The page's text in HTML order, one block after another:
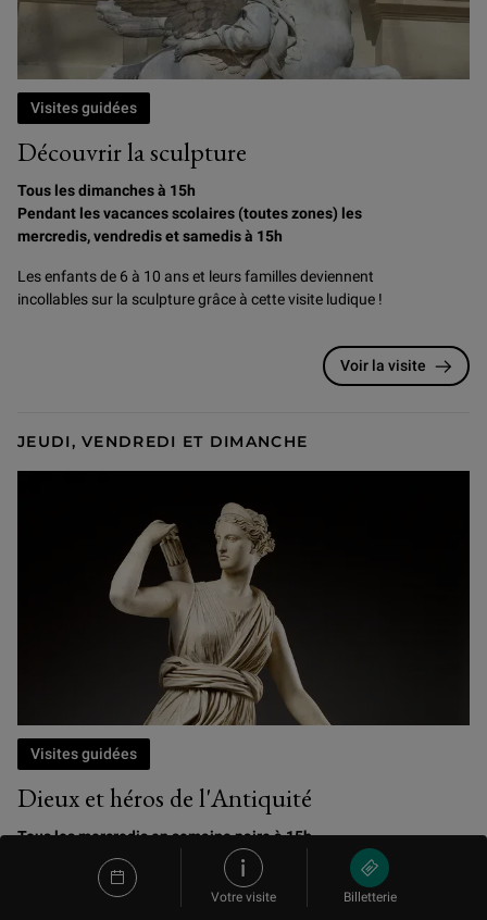
Découvrir la sculpture
Visites guidées
Tous les dimanches à 15h
Pendant les vacances scolaires (toutes zones) les
mercredis, vendredis et samedis à 15h
Les enfants de 6 à 10 ans et leurs familles deviennent
incollables sur la sculpture grâce à cette visite ludique !
Voir la visite
JEUDI, VENDREDI ET DIMANCHE
Dieux et héros de l'Antiquité
Visites guidées
Tous les mercredis en semaine paire à 15h
Pendant les vacances scolaires (toutes zones), les
jeudis, vendredis et dimanches à 10h
Votre visite Billetterie